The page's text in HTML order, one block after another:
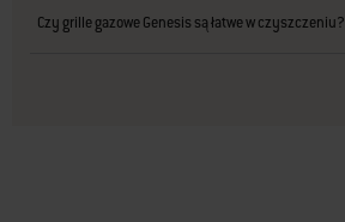
Czy grille gazowe Genesis są łatwe w czyszczeniu?